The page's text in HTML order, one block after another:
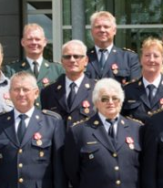
nødsporet
AUTOHJÆLP